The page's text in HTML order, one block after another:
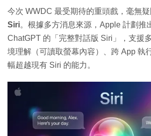
今次 WWDC 最受期待的重頭戲，毫無
Siri。根據多方消息來源，Apple 計劃推
ChatGPT 的「完整對話版 Siri」，支援
境理解（可讀取螢幕內容）、跨 App 執
幅超越現有 Siri 的能力。